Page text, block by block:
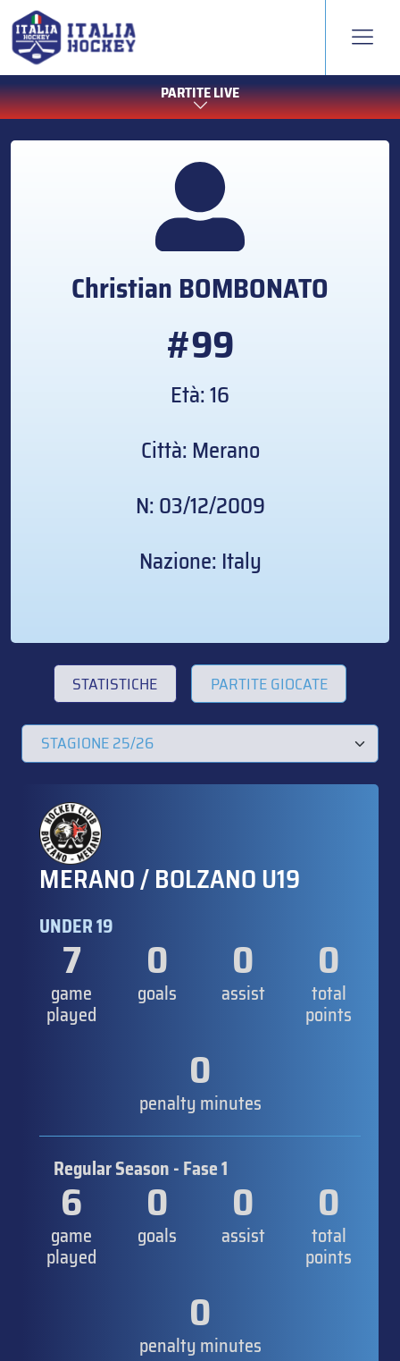
PARTITE LIVE
Christian BOMBONATO
#99
Età: 16
Città: Merano
N: 03/12/2009
Nazione: Italy
STATISTICHE PARTITE GIOCATE
MERANO / BOLZANO U19
UNDER 19
7
game
played
0
goals
0
assist
0
total
points
0
penalty minutes
Regular Season - Fase 1
6
game
played
0
goals
0
assist
0
total
points
0
penalty minutes